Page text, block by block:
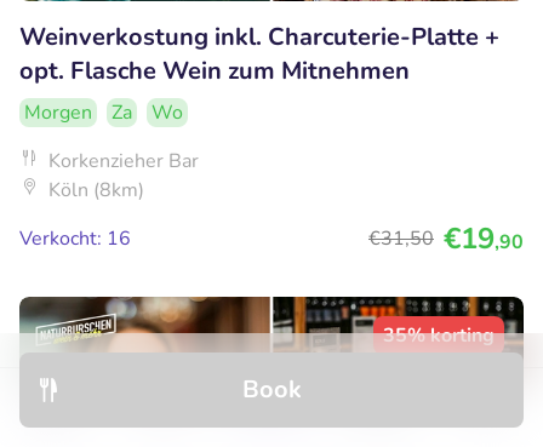
Book
Weinverkostung inkl. Charcuterie-Platte +
opt. Flasche Wein zum Mitnehmen
Morgen Za
Wo
Korkenzieher Bar
Köln (8km)
Verkocht: 16
€31,50 €19,90
35% korting